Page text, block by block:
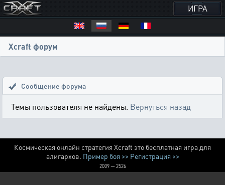
ИГРА
Xcraft форум
Сообщение форума
Темы пользователя не найдены. Вернуться назад
Космическая онлайн стратегия Xcraft это бесплатная игра для
алигархов. Пример боя >> Регистрация >>
2009 — 2526